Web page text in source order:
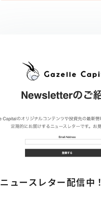
ニュースレター配信中！